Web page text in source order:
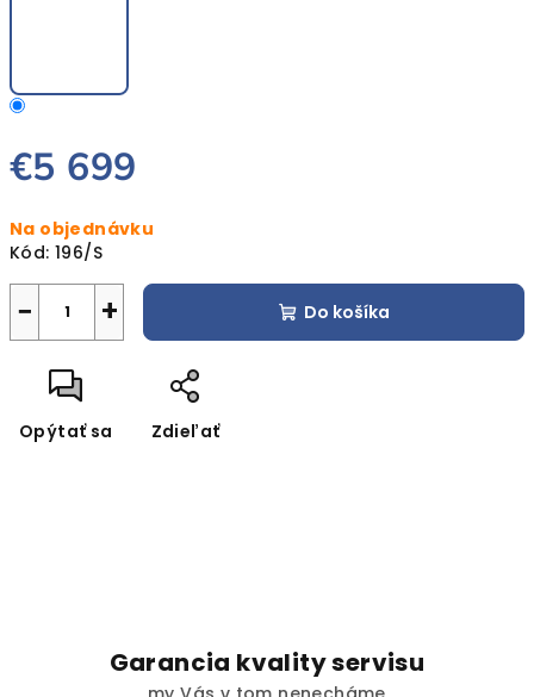
€5 699
cena:
Na objednávku
Kód: 196/S
+
− Do košíka
Opýtať sa Zdieľať
Garancia kvality servisu